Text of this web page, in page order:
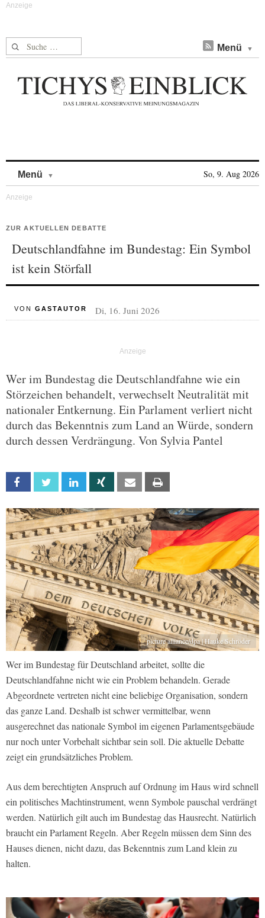
Suche nach: Menü
Menü So, 9. Aug 2026
ZUR AKTUELLEN DEBATTE
Deutschlandfahne im Bundestag: Ein Symbol
ist kein Störfall
VON GASTAUTOR Di, 16. Juni 2026
Wer im Bundestag die Deutschlandfahne wie ein
Störzeichen behandelt, verwechselt Neutralität mit
nationaler Entkernung. Ein Parlament verliert nicht
durch das Bekenntnis zum Land an Würde, sondern
durch dessen Verdrängung. Von Sylvia Pantel
Facebook Twitter Linkedin Xing Email
picture alliance/dpa | Hauke Schröder
Wer im Bundestag für Deutschland arbeitet, sollte die
Deutschlandfahne nicht wie ein Problem behandeln. Gerade
Abgeordnete vertreten nicht eine beliebige Organisation, sondern
das ganze Land. Deshalb ist schwer vermittelbar, wenn
ausgerechnet das nationale Symbol im eigenen Parlamentsgebäude
nur noch unter Vorbehalt sichtbar sein soll. Die aktuelle Debatte
zeigt ein grundsätzliches Problem.
Aus dem berechtigten Anspruch auf Ordnung im Haus wird schnell
ein politisches Machtinstrument, wenn Symbole pauschal verdrängt
werden. Natürlich gilt auch im Bundestag das Hausrecht. Natürlich
braucht ein Parlament Regeln. Aber Regeln müssen dem Sinn des
Hauses dienen, nicht dazu, das Bekenntnis zum Land klein zu
halten.